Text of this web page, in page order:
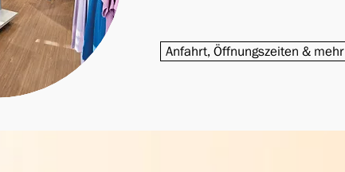
Anfahrt, Öffnungszeiten & mehr